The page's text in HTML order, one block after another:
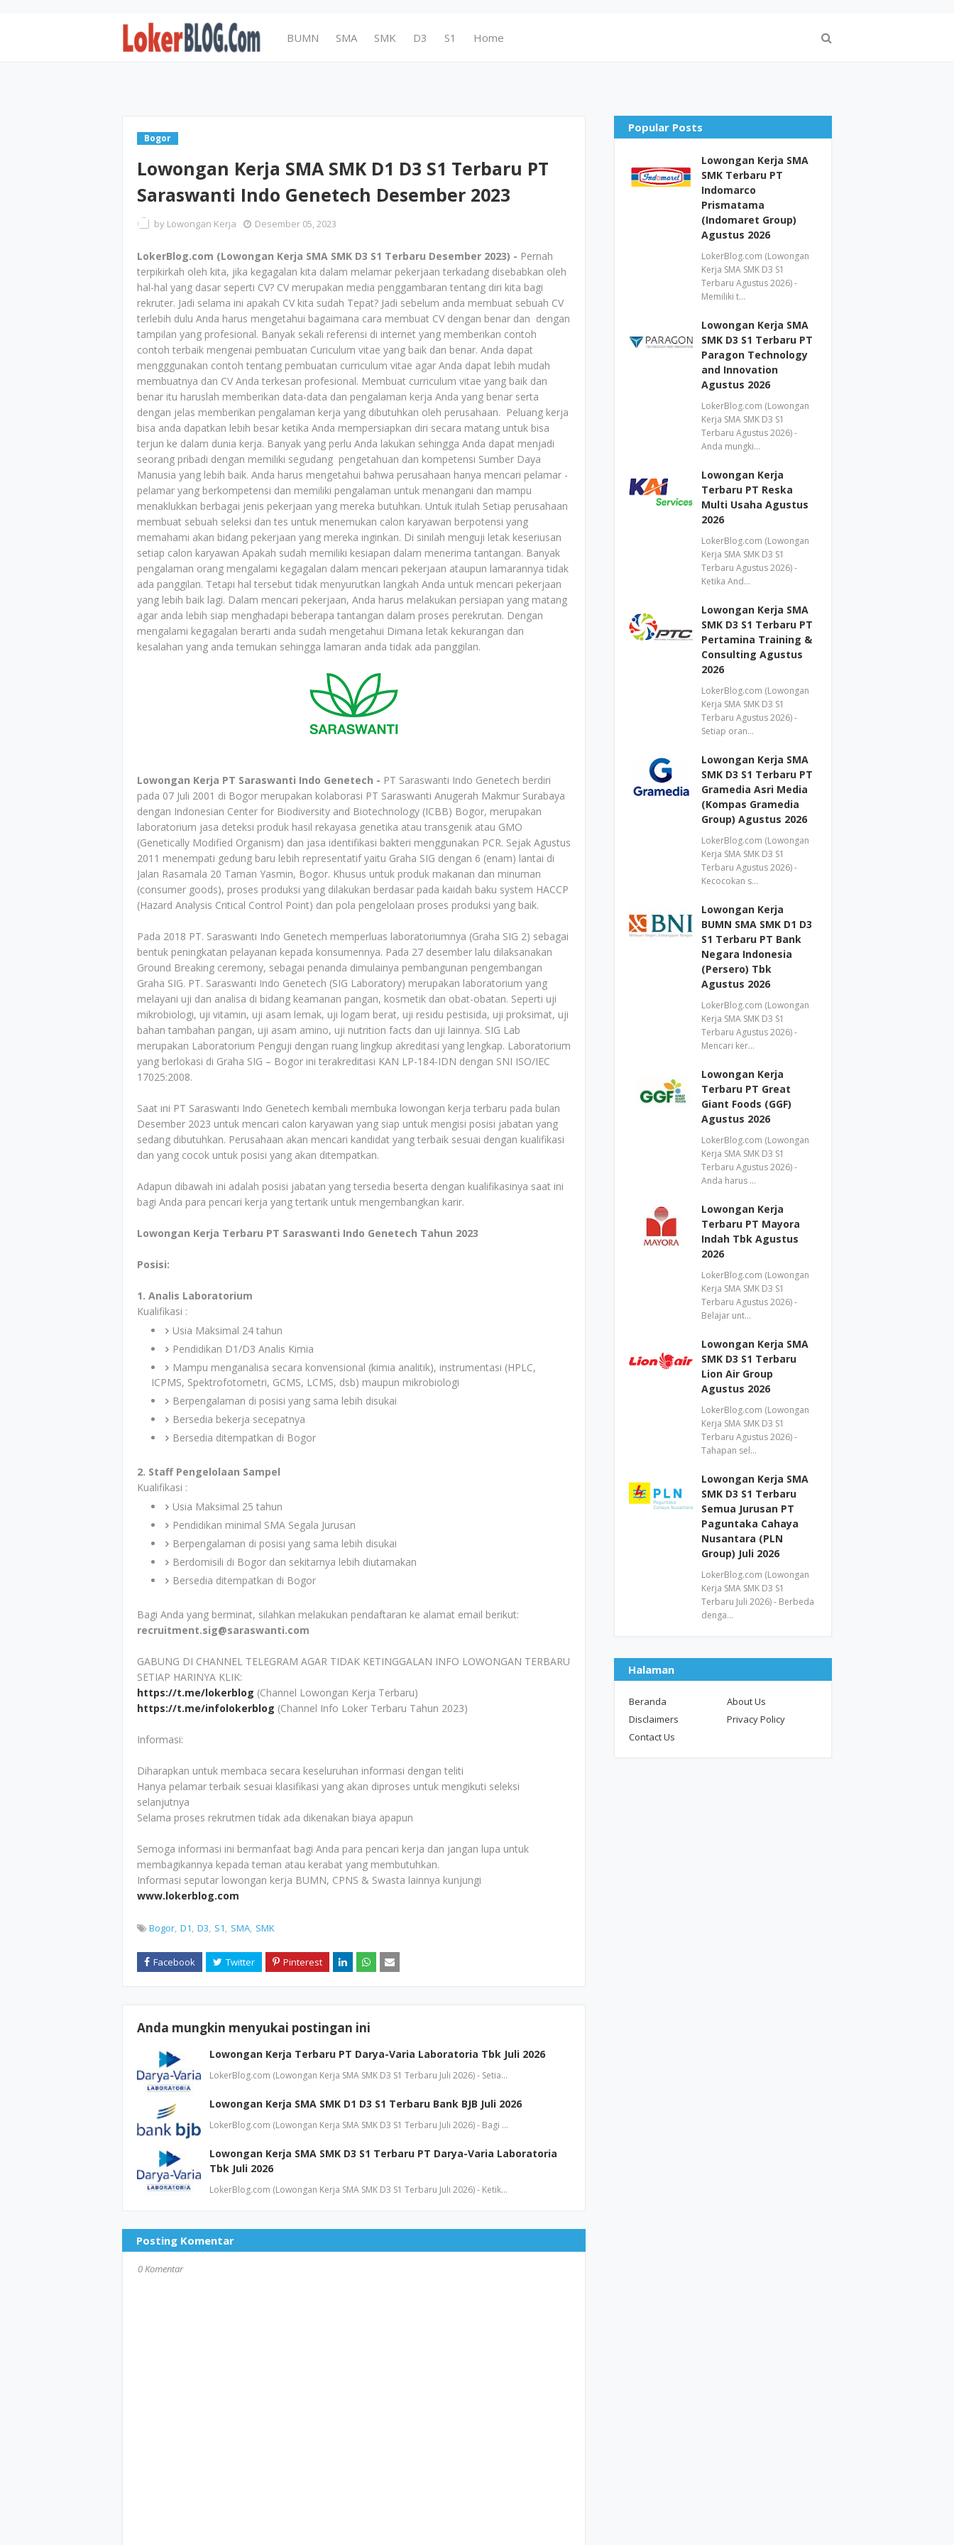
BUMN SMA SMK D3 S1 Home
Bogor
Lowongan Kerja SMA SMK D1 D3 S1 Terbaru PT
Saraswanti Indo Genetech Desember 2023
by Lowongan Kerja Desember 05, 2023
LokerBlog.com (Lowongan Kerja SMA SMK D3 S1 Terbaru Desember 2023) - Pernah
terpikirkah oleh kita, jika kegagalan kita dalam melamar pekerjaan terkadang disebabkan oleh
hal-hal yang dasar seperti CV? CV merupakan media penggambaran tentang diri kita bagi
rekruter. Jadi selama ini apakah CV kita sudah Tepat? Jadi sebelum anda membuat sebuah CV
terlebih dulu Anda harus mengetahui bagaimana cara membuat CV dengan benar dan dengan
tampilan yang profesional. Banyak sekali referensi di internet yang memberikan contoh
contoh terbaik mengenai pembuatan Curiculum vitae yang baik dan benar. Anda dapat
mengggunakan contoh tentang pembuatan curriculum vitae agar Anda dapat lebih mudah
membuatnya dan CV Anda terkesan profesional. Membuat curriculum vitae yang baik dan
benar itu haruslah memberikan data-data dan pengalaman kerja Anda yang benar serta
dengan jelas memberikan pengalaman kerja yang dibutuhkan oleh perusahaan. Peluang kerja
bisa anda dapatkan lebih besar ketika Anda mempersiapkan diri secara matang untuk bisa
terjun ke dalam dunia kerja. Banyak yang perlu Anda lakukan sehingga Anda dapat menjadi
seorang pribadi dengan memiliki segudang pengetahuan dan kompetensi Sumber Daya
Manusia yang lebih baik. Anda harus mengetahui bahwa perusahaan hanya mencari pelamar -
pelamar yang berkompetensi dan memiliki pengalaman untuk menangani dan mampu
menaklukkan berbagai jenis pekerjaan yang mereka butuhkan. Untuk itulah Setiap perusahaan
membuat sebuah seleksi dan tes untuk menemukan calon karyawan berpotensi yang
memahami akan bidang pekerjaan yang mereka inginkan. Di sinilah menguji letak keseriusan
setiap calon karyawan Apakah sudah memiliki kesiapan dalam menerima tantangan. Banyak
pengalaman orang mengalami kegagalan dalam mencari pekerjaan ataupun lamarannya tidak
ada panggilan. Tetapi hal tersebut tidak menyurutkan langkah Anda untuk mencari pekerjaan
yang lebih baik lagi. Dalam mencari pekerjaan, Anda harus melakukan persiapan yang matang
agar anda lebih siap menghadapi beberapa tantangan dalam proses perekrutan. Dengan
mengalami kegagalan berarti anda sudah mengetahui Dimana letak kekurangan dan
kesalahan yang anda temukan sehingga lamaran anda tidak ada panggilan.
Lowongan Kerja PT Saraswanti Indo Genetech - PT Saraswanti Indo Genetech berdiri
pada 07 Juli 2001 di Bogor merupakan kolaborasi PT Saraswanti Anugerah Makmur Surabaya
dengan Indonesian Center for Biodiversity and Biotechnology (ICBB) Bogor, merupakan
laboratorium jasa deteksi produk hasil rekayasa genetika atau transgenik atau GMO
(Genetically Modified Organism) dan jasa identifikasi bakteri menggunakan PCR. Sejak Agustus
2011 menempati gedung baru lebih representatif yaitu Graha SIG dengan 6 (enam) lantai di
Jalan Rasamala 20 Taman Yasmin, Bogor. Khusus untuk produk makanan dan minuman
(consumer goods), proses produksi yang dilakukan berdasar pada kaidah baku system HACCP
(Hazard Analysis Critical Control Point) dan pola pengelolaan proses produksi yang baik.
Pada 2018 PT. Saraswanti Indo Genetech memperluas laboratoriumnya (Graha SIG 2) sebagai
bentuk peningkatan pelayanan kepada konsumennya. Pada 27 desember lalu dilaksanakan
Ground Breaking ceremony, sebagai penanda dimulainya pembangunan pengembangan
Graha SIG. PT. Saraswanti Indo Genetech (SIG Laboratory) merupakan laboratorium yang
melayani uji dan analisa di bidang keamanan pangan, kosmetik dan obat-obatan. Seperti uji
mikrobiologi, uji vitamin, uji asam lemak, uji logam berat, uji residu pestisida, uji proksimat, uji
bahan tambahan pangan, uji asam amino, uji nutrition facts dan uji lainnya. SIG Lab
merupakan Laboratorium Penguji dengan ruang lingkup akreditasi yang lengkap. Laboratorium
yang berlokasi di Graha SIG – Bogor ini terakreditasi KAN LP-184-IDN dengan SNI ISO/IEC
17025:2008.
Saat ini PT Saraswanti Indo Genetech kembali membuka lowongan kerja terbaru pada bulan
Desember 2023 untuk mencari calon karyawan yang siap untuk mengisi posisi jabatan yang
sedang dibutuhkan. Perusahaan akan mencari kandidat yang terbaik sesuai dengan kualifikasi
dan yang cocok untuk posisi yang akan ditempatkan.
Adapun dibawah ini adalah posisi jabatan yang tersedia beserta dengan kualifikasinya saat ini
bagi Anda para pencari kerja yang tertarik untuk mengembangkan karir.
Lowongan Kerja Terbaru PT Saraswanti Indo Genetech Tahun 2023
Posisi:
1. Analis Laboratorium
Kualifikasi :
Usia Maksimal 24 tahun
Pendidikan D1/D3 Analis Kimia
Mampu menganalisa secara konvensional (kimia analitik), instrumentasi (HPLC,
ICPMS, Spektrofotometri, GCMS, LCMS, dsb) maupun mikrobiologi
Berpengalaman di posisi yang sama lebih disukai
Bersedia bekerja secepatnya
Bersedia ditempatkan di Bogor
2. Staff Pengelolaan Sampel
Kualifikasi :
Usia Maksimal 25 tahun
Pendidikan minimal SMA Segala Jurusan
Berpengalaman di posisi yang sama lebih disukai
Berdomisili di Bogor dan sekitarnya lebih diutamakan
Bersedia ditempatkan di Bogor
Bagi Anda yang berminat, silahkan melakukan pendaftaran ke alamat email berikut:
recruitment.sig@saraswanti.com
GABUNG DI CHANNEL TELEGRAM AGAR TIDAK KETINGGALAN INFO LOWONGAN TERBARU
SETIAP HARINYA KLIK:
https://t.me/lokerblog (Channel Lowongan Kerja Terbaru)
https://t.me/infolokerblog (Channel Info Loker Terbaru Tahun 2023)
Informasi:
Diharapkan untuk membaca secara keseluruhan informasi dengan teliti
Hanya pelamar terbaik sesuai klasifikasi yang akan diproses untuk mengikuti seleksi
selanjutnya
Selama proses rekrutmen tidak ada dikenakan biaya apapun
Semoga informasi ini bermanfaat bagi Anda para pencari kerja dan jangan lupa untuk
membagikannya kepada teman atau kerabat yang membutuhkan.
Informasi seputar lowongan kerja BUMN, CPNS & Swasta lainnya kunjungi
www.lokerblog.com
Bogor D1 D3 S1 SMA SMK
Anda mungkin menyukai postingan ini
Lowongan Kerja Terbaru PT Darya-Varia Laboratoria Tbk Juli 2026
LokerBlog.com (Lowongan Kerja SMA SMK D3 S1 Terbaru Juli 2026) - Setia…
Lowongan Kerja SMA SMK D1 D3 S1 Terbaru Bank BJB Juli 2026
LokerBlog.com (Lowongan Kerja SMA SMK D3 S1 Terbaru Juli 2026) - Bagi …
Lowongan Kerja SMA SMK D3 S1 Terbaru PT Darya-Varia Laboratoria
Tbk Juli 2026
LokerBlog.com (Lowongan Kerja SMA SMK D3 S1 Terbaru Juli 2026) - Ketik…
Posting Komentar
0 Komentar
Popular Posts
Lowongan Kerja SMA
SMK Terbaru PT
Indomarco
Prismatama
(Indomaret Group)
Agustus 2026
LokerBlog.com (Lowongan
Kerja SMA SMK D3 S1
Terbaru Agustus 2026) -
Memiliki t…
Lowongan Kerja SMA
SMK D3 S1 Terbaru PT
Paragon Technology
and Innovation
Agustus 2026
LokerBlog.com (Lowongan
Kerja SMA SMK D3 S1
Terbaru Agustus 2026) -
Anda mungki…
Lowongan Kerja
Terbaru PT Reska
Multi Usaha Agustus
2026
LokerBlog.com (Lowongan
Kerja SMA SMK D3 S1
Terbaru Agustus 2026) -
Ketika And…
Lowongan Kerja SMA
SMK D3 S1 Terbaru PT
Pertamina Training &
Consulting Agustus
2026
LokerBlog.com (Lowongan
Kerja SMA SMK D3 S1
Terbaru Agustus 2026) -
Setiap oran…
Lowongan Kerja SMA
SMK D3 S1 Terbaru PT
Gramedia Asri Media
(Kompas Gramedia
Group) Agustus 2026
LokerBlog.com (Lowongan
Kerja SMA SMK D3 S1
Terbaru Agustus 2026) -
Kecocokan s…
Lowongan Kerja
BUMN SMA SMK D1 D3
S1 Terbaru PT Bank
Negara Indonesia
(Persero) Tbk
Agustus 2026
LokerBlog.com (Lowongan
Kerja SMA SMK D3 S1
Terbaru Agustus 2026) -
Mencari ker…
Lowongan Kerja
Terbaru PT Great
Giant Foods (GGF)
Agustus 2026
LokerBlog.com (Lowongan
Kerja SMA SMK D3 S1
Terbaru Agustus 2026) -
Anda harus …
Lowongan Kerja
Terbaru PT Mayora
Indah Tbk Agustus
2026
LokerBlog.com (Lowongan
Kerja SMA SMK D3 S1
Terbaru Agustus 2026) -
Belajar unt…
Lowongan Kerja SMA
SMK D3 S1 Terbaru
Lion Air Group
Agustus 2026
LokerBlog.com (Lowongan
Kerja SMA SMK D3 S1
Terbaru Agustus 2026) -
Tahapan sel…
Lowongan Kerja SMA
SMK D3 S1 Terbaru
Semua Jurusan PT
Paguntaka Cahaya
Nusantara (PLN
Group) Juli 2026
LokerBlog.com (Lowongan
Kerja SMA SMK D3 S1
Terbaru Juli 2026) - Berbeda
denga…
Halaman
Beranda
About Us
Disclaimers
Privacy Policy
Contact Us